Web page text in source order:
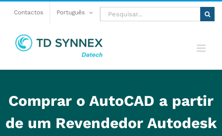
Contactos Português Pesquisar
Comprar o AutoCAD a partir
de um Revendedor Autodesk